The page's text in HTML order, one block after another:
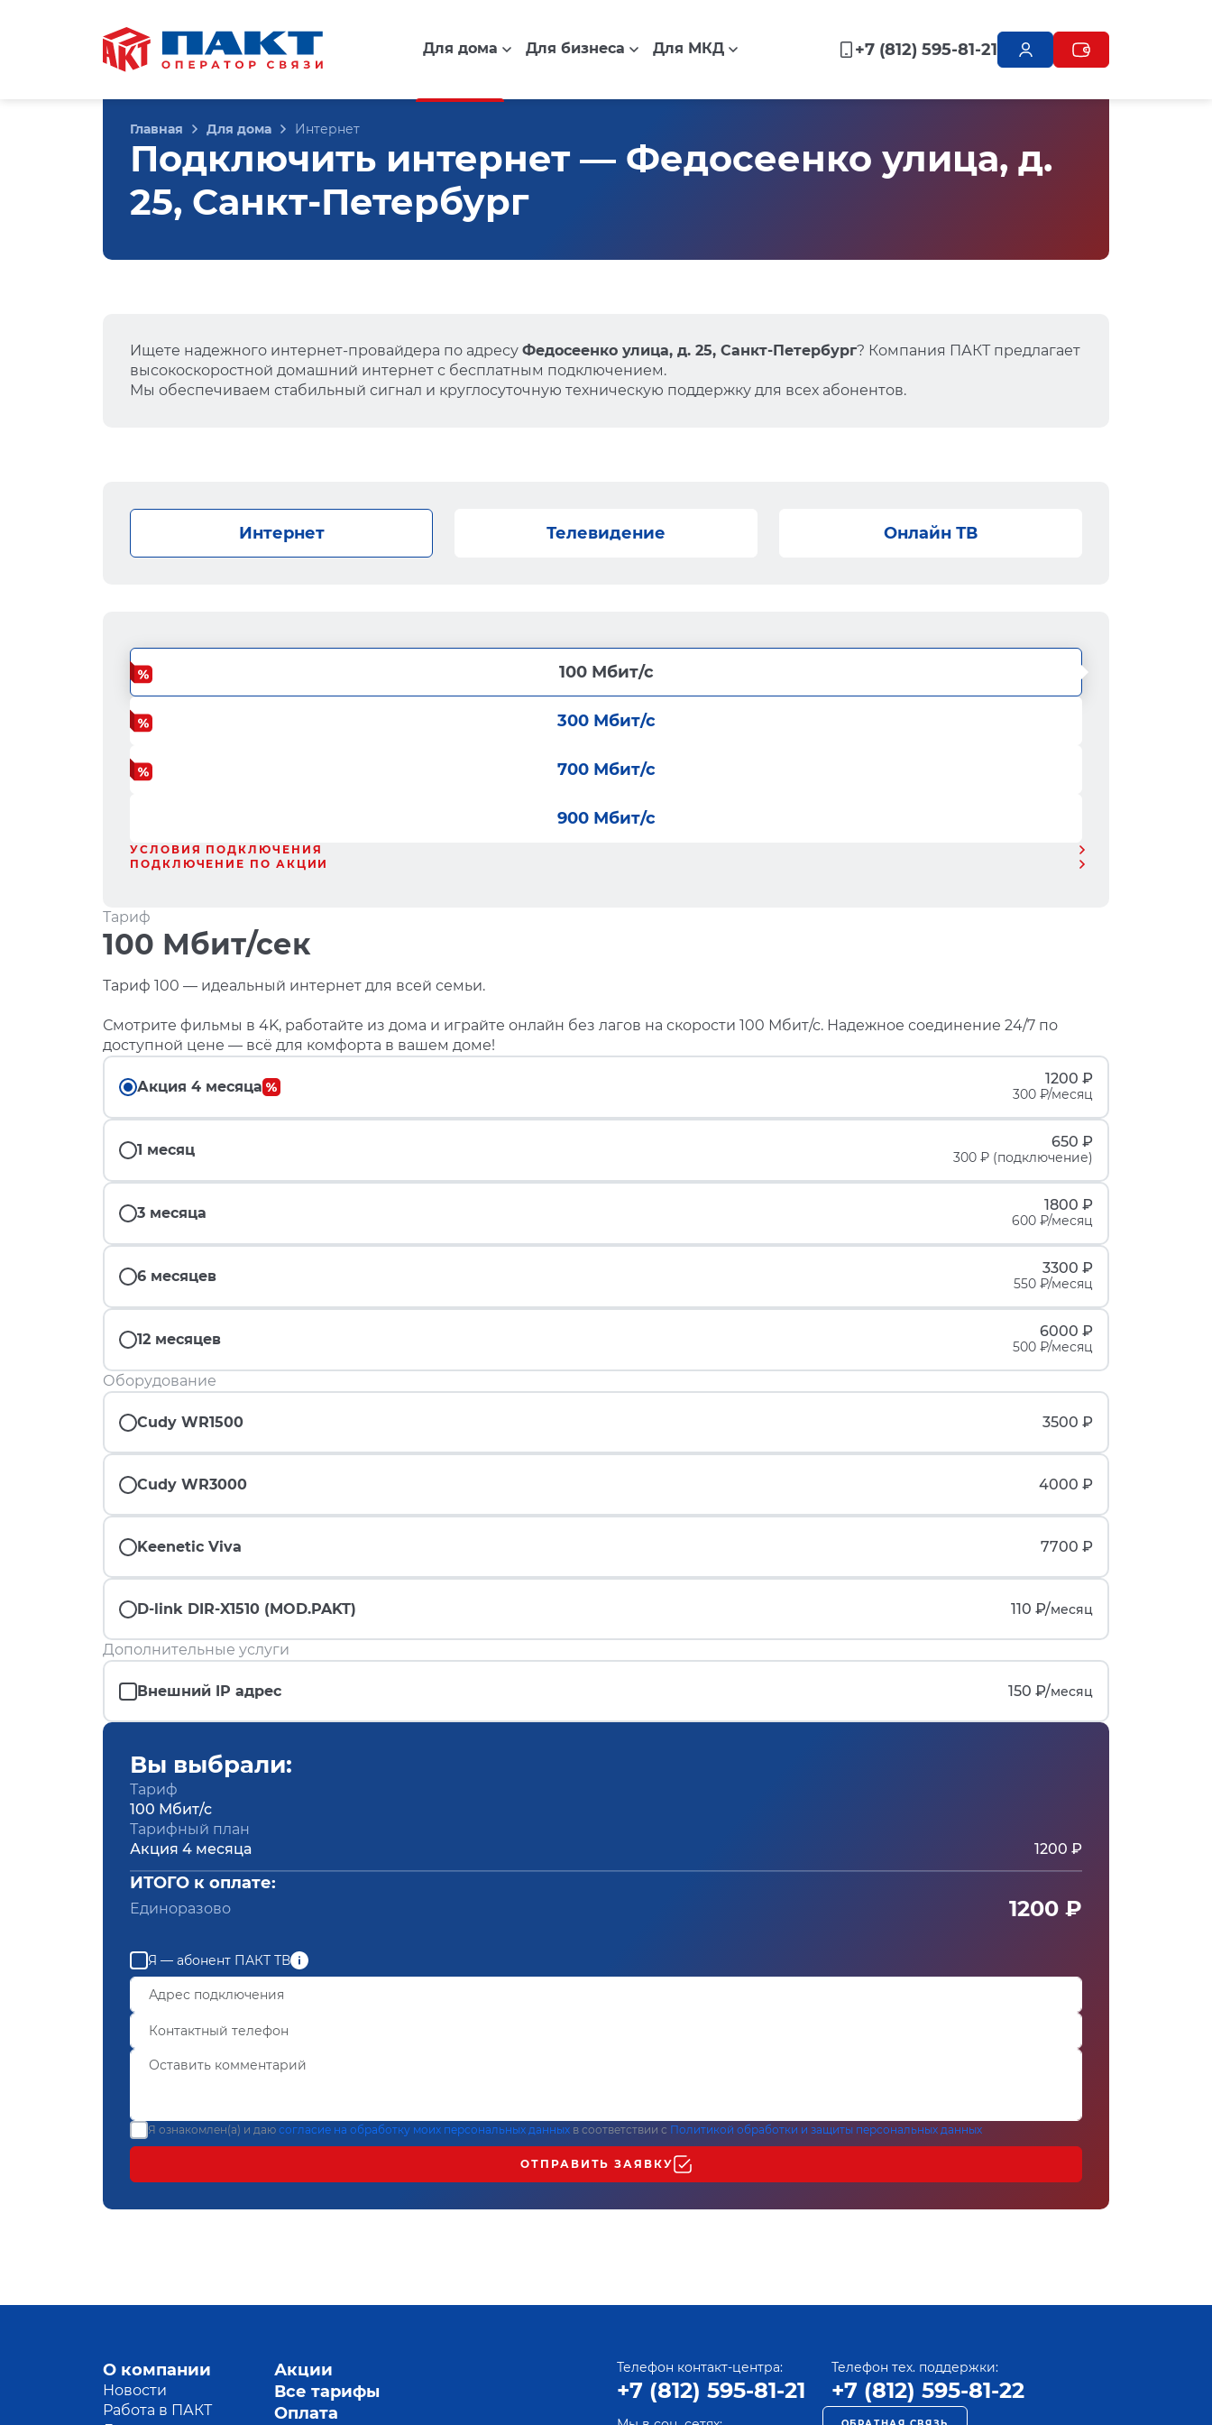
Для дома Для бизнеса Для МКД +7 (812) 595-81-21
Главная Для дома Интернет
Подключить интернет — Федосеенко улица, д.
25, Санкт-Петербург
Ищете надежного интернет-провайдера по адресу Федосеенко улица, д. 25, Санкт-Петербург? Компания ПАКТ предлагает
высокоскоростной домашний интернет с бесплатным подключением.
Мы обеспечиваем стабильный сигнал и круглосуточную техническую поддержку для всех абонентов.
Интернет Телевидение Онлайн ТВ
100 Мбит/с
300 Мбит/с
700 Мбит/с
900 Мбит/с
УСЛОВИЯ ПОДКЛЮЧЕНИЯ
ПОДКЛЮЧЕНИЕ ПО АКЦИИ
Тариф
100 Мбит/сек
Тариф 100 — идеальный интернет для всей семьи.
Смотрите фильмы в 4K, работайте из дома и играйте онлайн без лагов на скорости 100 Мбит/с. Надежное соединение 24/7 по
доступной цене — всё для комфорта в вашем доме!
Акция 4 месяца 1200 ₽
300 ₽/месяц
1 месяц 650 ₽
300 ₽ (подключение)
3 месяца 1800 ₽
600 ₽/месяц
6 месяцев 3300 ₽
550 ₽/месяц
12 месяцев 6000 ₽
500 ₽/месяц
Оборудование
Cudy WR1500 3500 ₽
Cudy WR3000 4000 ₽
Keenetic Viva 7700 ₽
D-link DIR-X1510 (MOD.PAKT) 110 ₽/месяц
Дополнительные услуги
Внешний IP адрес 150 ₽/месяц
Вы выбрали:
Тариф
100 Мбит/с
Тарифный план
Акция 4 месяца
1200 ₽
ИТОГО к оплате:
Единоразово 1200 ₽
Я — абонент ПАКТ ТВ
Я ознакомлен(а) и даю согласие на обработку моих персональных данных в соответствии с Политикой обработки и защиты персональных данных
ОТПРАВИТЬ ЗАЯВКУ
О компании
Новости
Работа в ПАКТ
Акции
Все тарифы
Оплата
Телефон контакт-центра:
+7 (812) 595-81-21
Телефон тех. поддержки:
+7 (812) 595-81-22